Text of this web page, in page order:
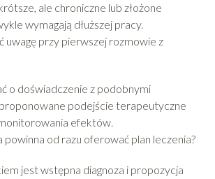
ale chroniczne lub złożone
wymagają dłuższej pracy.
uwagę przy pierwszej rozmowie z
o doświadczenie z podobnymi
podejście terapeutyczne
efektów.
powinna od razu oferować plan leczenia?
jest wstępna diagnoza i propozycja